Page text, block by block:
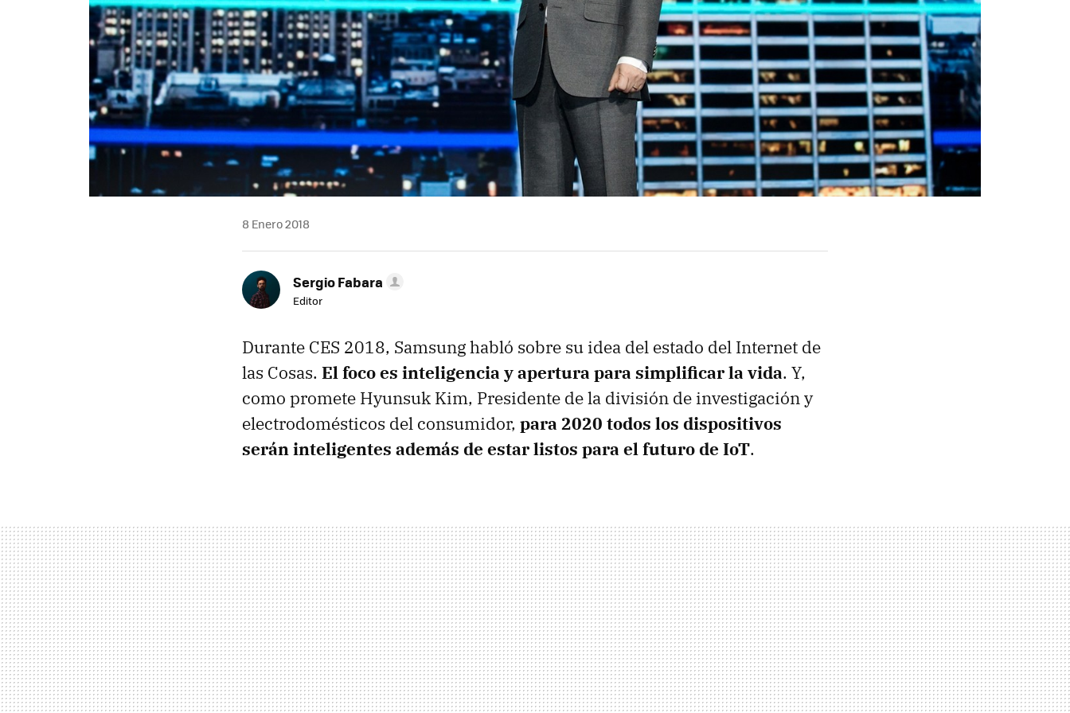
8 Enero 2018
Sergio Fabara
Editor
Durante CES 2018, Samsung habló sobre su idea del estado del Internet de
las Cosas. El foco es inteligencia y apertura para simplificar la vida. Y,
como promete Hyunsuk Kim, Presidente de la división de investigación y
electrodomésticos del consumidor, para 2020 todos los dispositivos
serán inteligentes además de estar listos para el futuro de IoT.